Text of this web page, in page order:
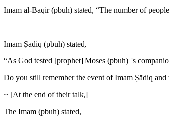
Imam al-Bāqir (pbuh) stated, “The number of
Imam Ṣādiq (pbuh) stated,
“As God tested [prophet] Moses (pbuh) `s
Do you still remember the event of Imam Ṣādiq and
~ [At the end of their talk,]
The Imam (pbuh) stated,